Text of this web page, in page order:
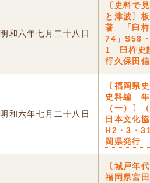
明和六年七月二十八日
〔史料で
と津波〕
著 「臼杵
74」S58
1 臼杵史
行久保田
明和六年七月二十八日
〔福岡県
史料編
（一）〕
日本文化
H2・3・
岡県発行
〔城戸年
福岡県宮